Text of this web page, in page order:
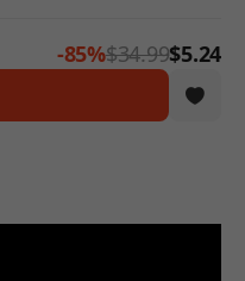
-85%$34.99$5.24